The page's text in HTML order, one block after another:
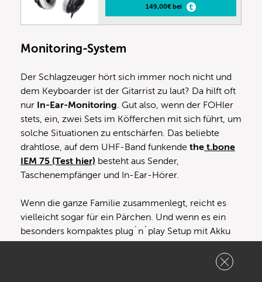
149,00€ bei
Monitoring-System
Der Schlagzeuger hört sich immer noch nicht und
dem Keyboarder ist der Gitarrist zu laut? Da hilft oft
nur In-Ear-Monitoring. Gut also, wenn der FOHler
stets, ein, zwei Sets im Köfferchen mit sich führt, um
solche Situationen zu entschärfen. Das beliebte
drahtlose, auf dem UHF-Band funkende the t.bone
IEM 75 (Test hier) besteht aus Sender,
Taschenempfänger und In-Ear-Hörer.
Wenn die ganze Familie zusammenlegt, reicht es
vielleicht sogar für ein Pärchen. Und wenn es ein
besonders kompaktes plug´n´play Setup mit Akku